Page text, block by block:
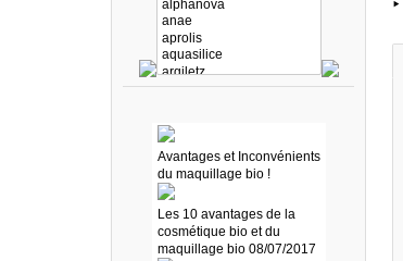
Avantages et Inconvénients
du maquillage bio !
Les 10 avantages de la
cosmétique bio et du
maquillage bio 08/07/2017